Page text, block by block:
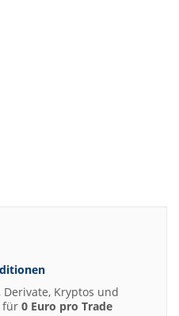
Derivate, Kryptos und
für 0 Euro pro Trade